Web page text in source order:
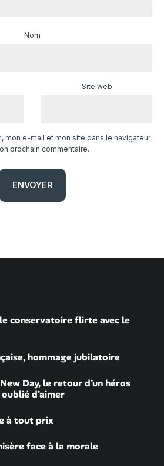
Nom
Site web
mon e-mail et mon site dans le navigateur
prochain commentaire.
conservatoire flirte avec le
hommage jubilatoire
Day, le retour d’un héros
d’aimer
à tout prix
face à la morale